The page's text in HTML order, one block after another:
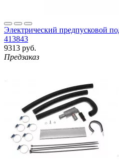
Электрический предпусковой
413843
9313 руб.
Предзаказ